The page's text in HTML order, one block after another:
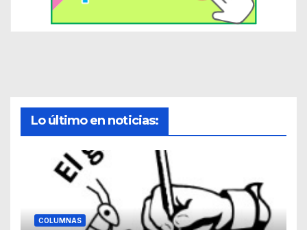
Lo último en noticias:
COLUMNAS